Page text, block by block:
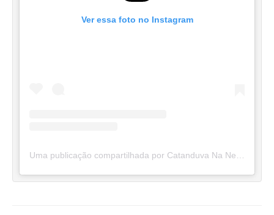
Ver essa foto no Instagram
Uma publicação compartilhada por Catanduva Na Net (@catanduvananett)